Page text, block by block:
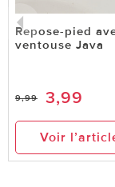
Repose-pied
ventouse Java
9,99 3,99
Voir